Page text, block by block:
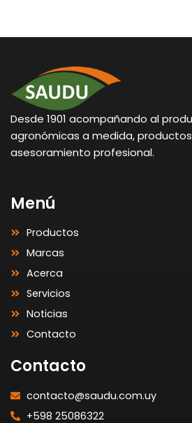
Desde 1901 acompañando al
agronómicas a medida,
asesoramiento profesional.
Menú
Productos
Marcas
Acerca
Servicios
Noticias
Contacto
Contacto
contacto@saudu.com.uy
+598 25086322